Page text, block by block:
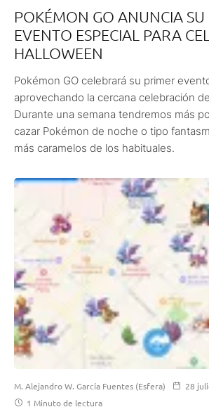
POKÉMON GO ANUNCIA SU
EVENTO ESPECIAL PARA
HALLOWEEN
Pokémon GO celebrará su primer
aprovechando la cercana celebración
Durante una semana tendremos más
cazar Pokémon de noche o tipo
más caramelos de los habituales.
M. Alejandro W. García Fuentes (Esfera)
28
1 Minuto de lectura